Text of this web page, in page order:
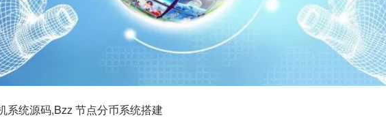
系统源码,Bzz 节点分币系统搭建